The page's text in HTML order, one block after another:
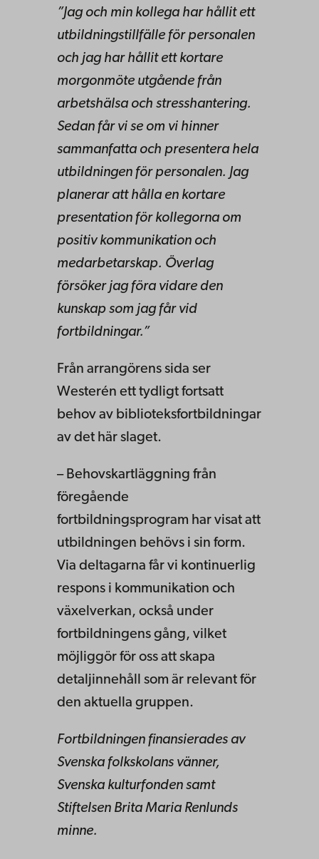
”Jag och min kollega har hållit ett
utbildningstillfälle för personalen
och jag har hållit ett kortare
morgonmöte utgående från
arbetshälsa och stresshantering.
Sedan får vi se om vi hinner
sammanfatta och presentera hela
utbildningen för personalen. Jag
planerar att hålla en kortare
presentation för kollegorna om
positiv kommunikation och
medarbetarskap. Överlag
försöker jag föra vidare den
kunskap som jag får vid
fortbildningar.”
Från arrangörens sida ser
Westerén ett tydligt fortsatt
behov av biblioteksfortbildningar
av det här slaget.
– Behovskartläggning från
föregående
fortbildningsprogram har visat att
utbildningen behövs i sin form.
Via deltagarna får vi kontinuerlig
respons i kommunikation och
växelverkan, också under
fortbildningens gång, vilket
möjliggör för oss att skapa
detaljinnehåll som är relevant för
den aktuella gruppen.
Fortbildningen finansierades av
Svenska folkskolans vänner,
Svenska kulturfonden samt
Stiftelsen Brita Maria Renlunds
minne.